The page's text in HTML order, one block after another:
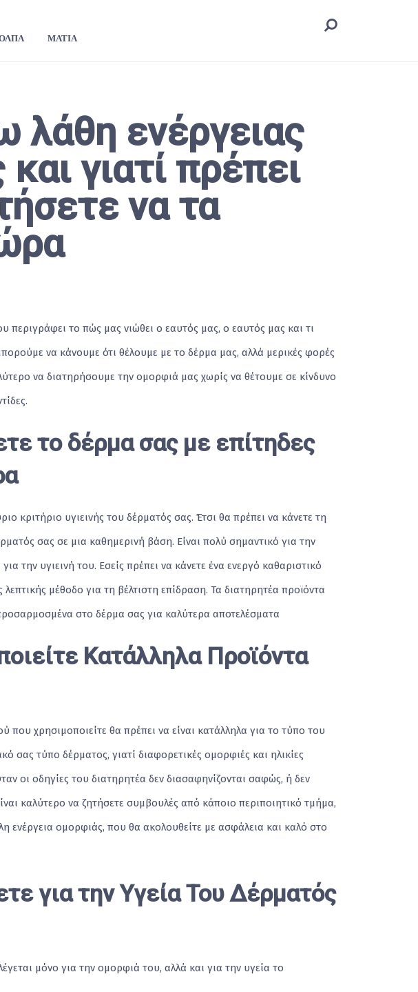
ΜΆΤΙΑ
λάθη ενέργειας
γιατί πρέπει
να τα
περιγράφει το πώς μας νιώθει ο εαυτός μας, ο εαυτός μας και τι
να κάνουμε ότι θέλουμε με το δέρμα μας, αλλά μερικές φορές
να διατηρήσουμε την ομορφιά μας χωρίς να θέτουμε σε κίνδυνο
το δέρμα σας με επίτηδες
κριτήριο υγιεινής του δέρματός σας. Έτσι θα πρέπει να κάνετε τη
σας σε μια καθημερινή βάση. Είναι πολύ σημαντικό για την
την υγιεινή του. Εσείς πρέπει να κάνετε ένα ενεργό καθαριστικό
μέθοδο για τη βέλτιστη επίδραση. Τα διατηρητέα προϊόντα
στο δέρμα σας για καλύτερα αποτελέσματα
Κατάλληλα Προϊόντα
που χρησιμοποιείτε θα πρέπει να είναι κατάλληλα για το τύπο του
σας τύπο δέρματος, γιατί διαφορετικές ομορφιές και ηλικίες
οι οδηγίες του διατηρητέα δεν διασαφηνίζονται σαφώς, ή δεν
καλύτερο να ζητήσετε συμβουλές από κάποιο περιποιητικό τμήμα,
ενέργεια ομορφιάς, που θα ακολουθείτε με ασφάλεια και καλό στο
για την Υγεία Του Δέρματός
μόνο για την ομορφιά του, αλλά και για την υγεία το